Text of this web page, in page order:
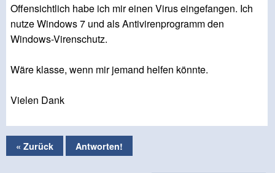
Offensichtlich habe ich mir einen Virus eingefangen. Ich
nutze Windows 7 und als Antivirenprogramm den
Windows-Virenschutz.
Wäre klasse, wenn mir jemand helfen könnte.
Vielen Dank
« Zurück Antworten!